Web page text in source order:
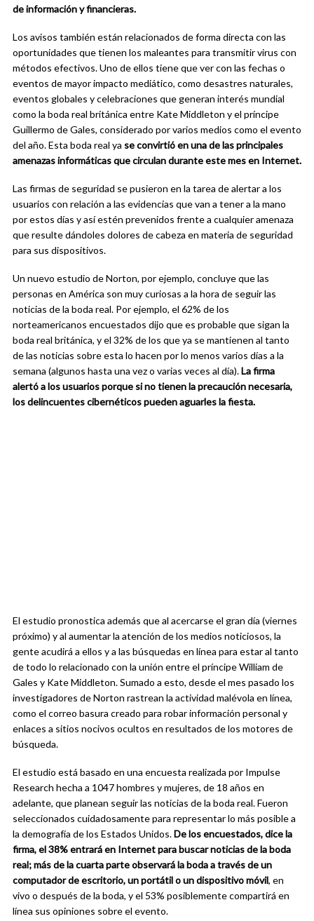
de información y financieras.
Los avisos también están relacionados de forma directa con las
oportunidades que tienen los maleantes para transmitir virus con
métodos efectivos. Uno de ellos tiene que ver con las fechas o
eventos de mayor impacto mediático, como desastres naturales,
eventos globales y celebraciones que generan interés mundial
como la boda real británica entre Kate Middleton y el príncipe
Guillermo de Gales, considerado por varios medios como el evento
del año. Esta boda real ya se convirtió en una de las principales
amenazas informáticas que circulan durante este mes en Internet.
Las firmas de seguridad se pusieron en la tarea de alertar a los
usuarios con relación a las evidencias que van a tener a la mano
por estos días y así estén prevenidos frente a cualquier amenaza
que resulte dándoles dolores de cabeza en materia de seguridad
para sus dispositivos.
Un nuevo estudio de Norton, por ejemplo, concluye que las
personas en América son muy curiosas a la hora de seguir las
noticias de la boda real. Por ejemplo, el 62% de los
norteamericanos encuestados dijo que es probable que sigan la
boda real británica, y el 32% de los que ya se mantienen al tanto
de las noticias sobre esta lo hacen por lo menos varios días a la
semana (algunos hasta una vez o varias veces al día).La firma
alertó a los usuarios porque si no tienen la precaución necesaria,
los delincuentes cibernéticos pueden aguarles la fiesta.
El estudio pronostica además que al acercarse el gran día (viernes
próximo) y al aumentar la atención de los medios noticiosos, la
gente acudirá a ellos y a las búsquedas en línea para estar al tanto
de todo lo relacionado con la unión entre el príncipe William de
Gales y Kate Middleton. Sumado a esto, desde el mes pasado los
investigadores de Norton rastrean la actividad malévola en línea,
como el correo basura creado para robar información personal y
enlaces a sitios nocivos ocultos en resultados de los motores de
búsqueda.
El estudio está basado en una encuesta realizada por Impulse
Research hecha a 1047 hombres y mujeres, de 18 años en
adelante, que planean seguir las noticias de la boda real. Fueron
seleccionados cuidadosamente para representar lo más posible a
la demografía de los Estados Unidos.De los encuestados, dice la
firma, el 38% entrará en Internet para buscar noticias de la boda
real; más de la cuarta parte observará la boda a través de un
computador de escritorio, un portátil o un dispositivo móvil, en
vivo o después de la boda, y el 53% posiblemente compartirá en
línea sus opiniones sobre el evento.